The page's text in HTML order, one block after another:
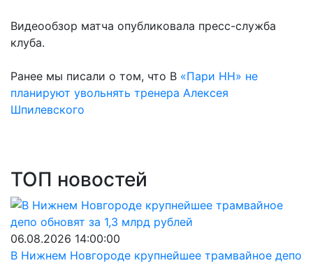
Видеообзор матча опубликовала пресс-служба
клуба.
Ранее мы писали о том, что В «Пари НН» не
планируют увольнять тренера Алексея
Шпилевского
ТОП новостей
06.08.2026 14:00:00
В Нижнем Новгороде крупнейшее трамвайное депо